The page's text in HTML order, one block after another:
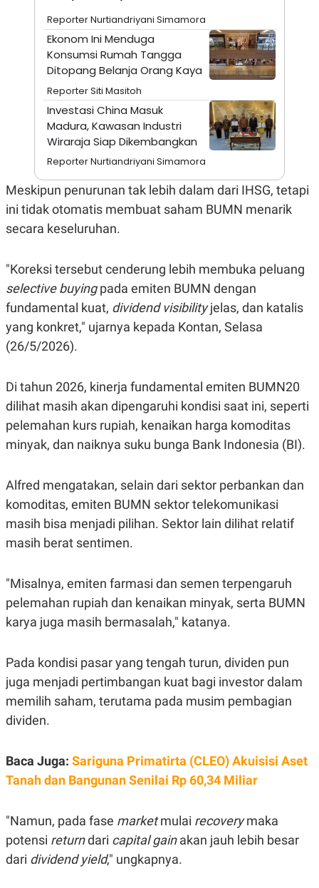
T
A
R
I
KANAL
U
S
A
T
T
A
M
A
G
E
K
O
N
T
T
V
L
I
P
S
JARINGAN
N
A
N
A
D
M
Y
E
S
S
R
E
A
E
.
D
N
G
A
C
T
N
R
E
I
E
Reporter Nurtiandriyani Simamora
Ekonom Ini Menduga
Konsumsi Rumah Tangga
Ditopang Belanja Orang Kaya
Reporter Siti Masitoh
Investasi China Masuk
Madura, Kawasan Industri
Wiraraja Siap Dikembangkan
Reporter Nurtiandriyani Simamora
Meskipun penurunan tak lebih dalam dari IHSG, tetapi
ini tidak otomatis membuat saham BUMN menarik
secara keseluruhan.
"Koreksi tersebut cenderung lebih membuka peluang
selective buyingpada emiten BUMN dengan
fundamental kuat, dividend visibilityjelas, dan katalis
yang konkret," ujarnya kepada Kontan, Selasa
(26/5/2026).
Di tahun 2026, kinerja fundamental emiten BUMN20
dilihat masih akan dipengaruhi kondisi saat ini, seperti
pelemahan kurs rupiah, kenaikan harga komoditas
minyak, dan naiknya suku bunga Bank Indonesia (BI).
Alfred mengatakan, selain dari sektor perbankan dan
komoditas, emiten BUMN sektor telekomunikasi
masih bisa menjadi pilihan. Sektor lain dilihat relatif
masih berat sentimen.
"Misalnya, emiten farmasi dan semen terpengaruh
pelemahan rupiah dan kenaikan minyak, serta BUMN
karya juga masih bermasalah," katanya.
Pada kondisi pasar yang tengah turun, dividen pun
juga menjadi pertimbangan kuat bagi investor dalam
memilih saham, terutama pada musim pembagian
dividen.
Baca Juga: Sariguna Primatirta (CLEO) Akuisisi Aset
Tanah dan Bangunan Senilai Rp 60,34 Miliar
"Namun, pada fase marketmulai recoverymaka
potensi returndari capital gainakan jauh lebih besar
dari dividend yield," ungkapnya.